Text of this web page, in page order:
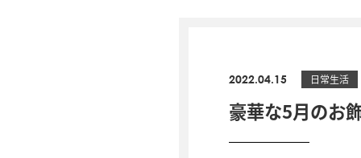
2022.04.15 日常生活
豪華な5月のお